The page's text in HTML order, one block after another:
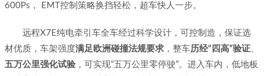
600Ps， EMT控制策略换挡轻松，超车快人一步。
远程X7E纯电牵引车全车经过科学设计，可控制造，保证选
材优质，车架强度满足欧洲碰撞法规要求 ，整车历经“四高”验证、
五万公里强化试验，可实现“五万公里零停驶”。进入车内，低地板